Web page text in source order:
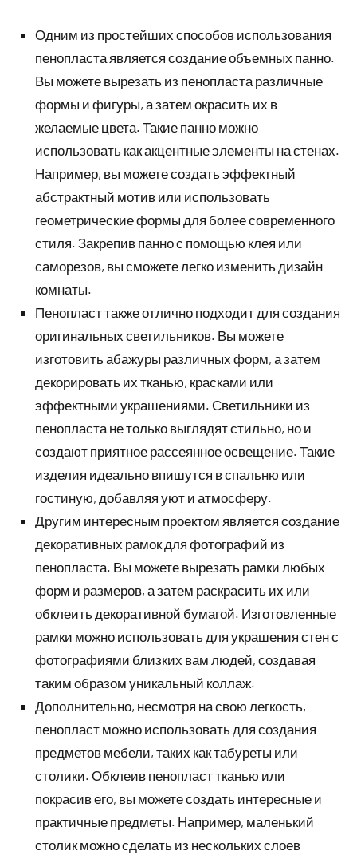
Одним из простейших способов использования
пенопласта является создание объемных панно.
Вы можете вырезать из пенопласта различные
формы и фигуры, а затем окрасить их в
желаемые цвета. Такие панно можно
использовать как акцентные элементы на стенах.
Например, вы можете создать эффектный
абстрактный мотив или использовать
геометрические формы для более современного
стиля. Закрепив панно с помощью клея или
саморезов, вы сможете легко изменить дизайн
комнаты.
Пенопласт также отлично подходит для создания
оригинальных светильников. Вы можете
изготовить абажуры различных форм, а затем
декорировать их тканью, красками или
эффектными украшениями. Светильники из
пенопласта не только выглядят стильно, но и
создают приятное рассеянное освещение. Такие
изделия идеально впишутся в спальню или
гостиную, добавляя уют и атмосферу.
Другим интересным проектом является создание
декоративных рамок для фотографий из
пенопласта. Вы можете вырезать рамки любых
форм и размеров, а затем раскрасить их или
обклеить декоративной бумагой. Изготовленные
рамки можно использовать для украшения стен с
фотографиями близких вам людей, создавая
таким образом уникальный коллаж.
Дополнительно, несмотря на свою легкость,
пенопласт можно использовать для создания
предметов мебели, таких как табуреты или
столики. Обклеив пенопласт тканью или
покрасив его, вы можете создать интересные и
практичные предметы. Например, маленький
столик можно сделать из нескольких слоев